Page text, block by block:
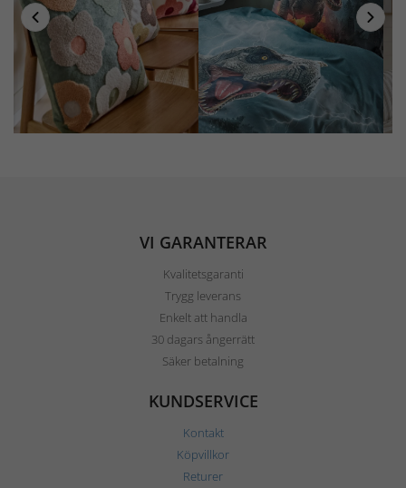
VI GARANTERAR
Kvalitetsgaranti
Trygg leverans
Enkelt att handla
30 dagars ångerrätt
Säker betalning
KUNDSERVICE
Kontakt
Köpvillkor
Returer